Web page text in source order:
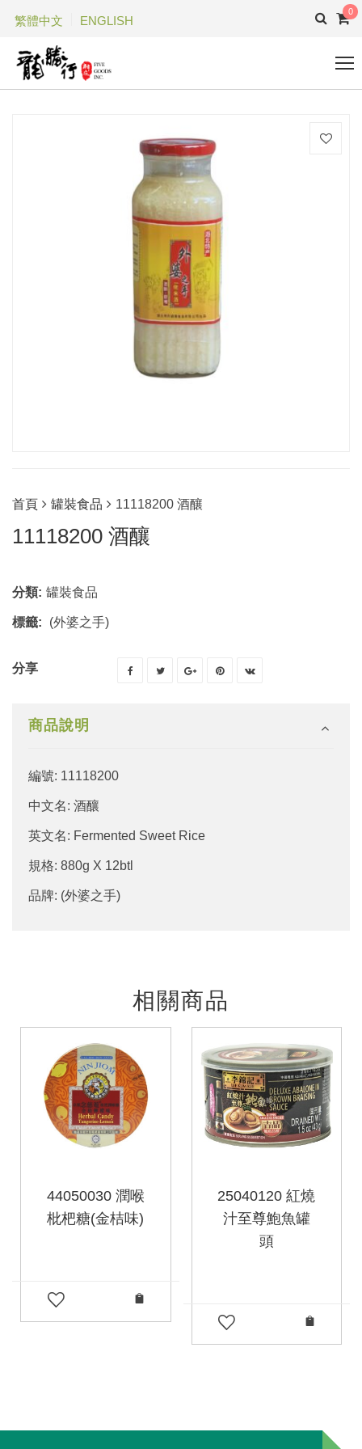
繁體中文 ENGLISH
0
首頁 罐裝食品 11118200 酒釀
11118200 酒釀
分類: 罐裝食品
標籤: (外婆之手)
分享
商品說明
編號: 11118200
中文名: 酒釀
英文名: Fermented Sweet Rice
規格: 880g X 12btl
品牌: (外婆之手)
相關商品
44050030 潤喉
枇杷糖(金桔味)
25040120 紅燒
汁至尊鮑魚罐
頭